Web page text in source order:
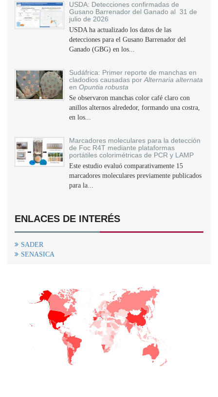
USDA: Detecciones confirmadas de
Gusano Barrenador del Ganado al 31 de
julio de 2026
USDA ha actualizado los datos de las
detecciones para el Gusano Barrenador del
Ganado (GBG) en los...
Sudáfrica: Primer reporte de manchas en
cladodios causadas por Alternaria alternata
en Opuntia robusta
Se observaron manchas color café claro con
anillos alternos alrededor, formando una costra,
en los...
Marcadores moleculares para la detección
de Foc R4T mediante plataformas
portátiles colorimétricas de PCR y LAMP
Este estudio evaluó comparativamente 15
marcadores moleculares previamente publicados
para la...
ENLACES DE INTERÉS
SADER
SENASICA